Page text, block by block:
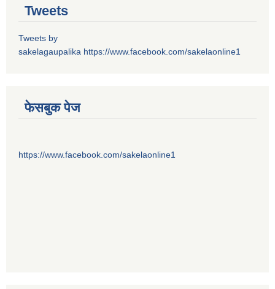
Tweets
Tweets by
sakelagaupalika https://www.facebook.com/sakelaonline1
फेसबुक पेज
https://www.facebook.com/sakelaonline1